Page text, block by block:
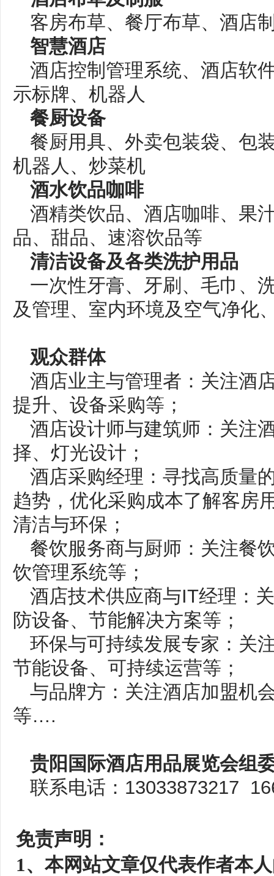
客房布草、餐厅布草、酒店
智慧酒店
酒店控制管理系统、酒店软
示标牌、机器人
餐厨设备
餐厨用具、外卖包装袋、包
机器人、炒菜机
酒水饮品咖啡
酒精类饮品、酒店咖啡、果
品、甜品、速溶饮品等
清洁设备及各类洗护用品
一次性牙膏、牙刷、毛巾、
及管理、室内环境及空气净化
观众群体
酒店业主与管理者：关注酒
提升、设备采购等；
酒店设计师与建筑师：关注
择、灯光设计；
酒店采购经理：寻找高质量
趋势，优化采购成本了解客房
清洁与环保；
餐饮服务商与厨师：关注餐
饮管理系统等；
酒店技术供应商与IT经理：
防设备、节能解决方案等；
环保与可持续发展专家：关
节能设备、可持续运营等；
与品牌方：关注酒店加盟机
等….
贵阳国际酒店用品展览会组
联系电话：13033873217
免责声明：
1、本网站文章仅代表作者本